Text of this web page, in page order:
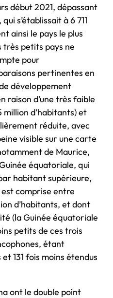
début 2021, dépassant
s’établissait à 6 711
ainsi le pays le plus
très petits pays ne
pour
pertinentes en
développement
raison d’une très faible
million d’habitants) et
réduite, avec
visible sur une carte
de Maurice,
équatoriale, qui
habitant supérieure,
comprise entre
d’habitants, et dont
(la Guinée équatoriale
petits de ces trois
étant
131 fois moins étendus
ont le double point